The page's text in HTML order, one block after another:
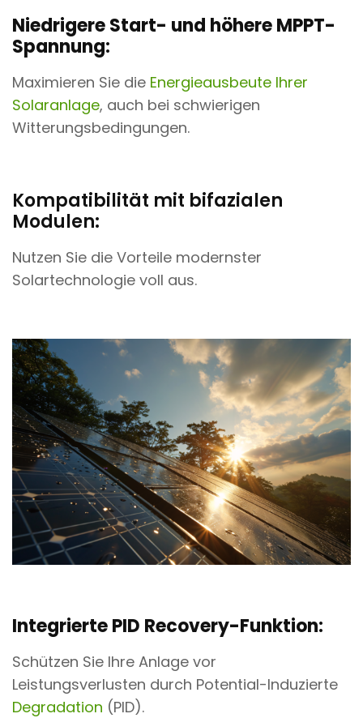
Niedrigere Start- und höhere MPPT-
Spannung:
Maximieren Sie die Energieausbeute Ihrer
Solaranlage, auch bei schwierigen
Witterungsbedingungen.
Kompatibilität mit bifazialen
Modulen:
Nutzen Sie die Vorteile modernster
Solartechnologie voll aus.
Integrierte PID Recovery-Funktion:
Schützen Sie Ihre Anlage vor
Leistungsverlusten durch Potential-Induzierte
Degradation (PID).